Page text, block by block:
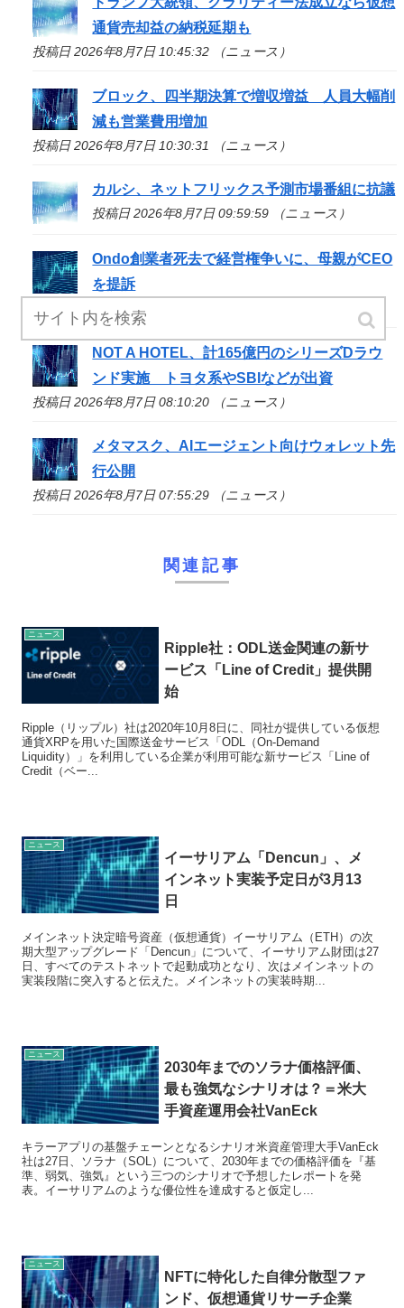
通貨売却益の納税延期も
投稿日 2026年8月7日 10:45:32 （ニュース）
ブロック、四半期決算で増収増益 人員大幅削
減も営業費用増加
投稿日 2026年8月7日 10:30:31 （ニュース）
カルシ、ネットフリックス予測市場番組に抗議
投稿日 2026年8月7日 09:59:59 （ニュース）
Ondo創業者死去で経営権争いに、母親がCEO
を提訴
投稿日 2026年8月7日 09:32:35 （ニュース）
NOT A HOTEL、計165億円のシリーズDラウ
ンド実施 トヨタ系やSBIなどが出資
投稿日 2026年8月7日 08:10:20 （ニュース）
メタマスク、AIエージェント向けウォレット先
行公開
投稿日 2026年8月7日 07:55:29 （ニュース）
関連記事
ニュース
Ripple社：ODL送金関連の新サ
ービス「Line of Credit」提供開
始
Ripple（リップル）社は2020年10月8日に、同社が提供している仮想
通貨XRPを用いた国際送金サービス「ODL（On-Demand
Liquidity）」を利用している企業が利用可能な新サービス「Line of
Credit（ベー...
ニュース
イーサリアム「Dencun」、メ
インネット実装予定日が3月13
日
メインネット決定暗号資産（仮想通貨）イーサリアム（ETH）の次
期大型アップグレード「Dencun」について、イーサリアム財団は27
日、すべてのテストネットで起動成功となり、次はメインネットの
実装段階に突入すると伝えた。メインネットの実装時期...
ニュース
2030年までのソラナ価格評価、
最も強気なシナリオは？＝米大
手資産運用会社VanEck
キラーアプリの基盤チェーンとなるシナリオ米資産管理大手VanEck
社は27日、ソラナ（SOL）について、2030年までの価格評価を『基
準、弱気、強気』という三つのシナリオで予想したレポートを発
表。イーサリアムのような優位性を達成すると仮定し...
ニュース
NFTに特化した自律分散型ファ
ンド、仮想通貨リサーチ企業